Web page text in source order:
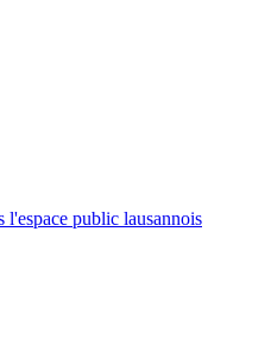
public lausannois